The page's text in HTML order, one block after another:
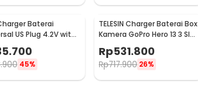
Baterai
US Plug 4.2V with
Port 5.2V - A73E
45%
TELESIN Charger Baterai Box
Kamera GoPro Hero 13 3 Slot
with Battery - S0-ECB-12-
TGP
Rp531.800
Rp717.900 26%